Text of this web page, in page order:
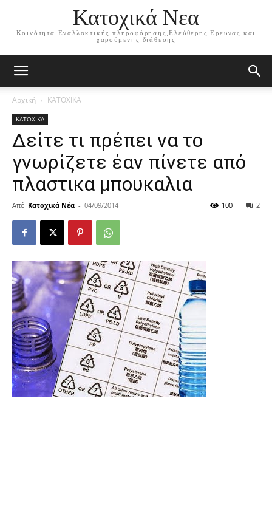
Κατοχικά Νεα
Κοινότητα Εναλλακτικής πληροφόρησης,Ελεύθερης Ερευνας και
χαρούμενης διάθεσης
Αρχική ΚΑΤΟΧΙΚΑ
ΚΑΤΟΧΙΚΑ
Δείτε τι πρέπει να το
γνωρίζετε έαν πίνετε από
πλαστικα μπουκαλια
Από Κατοχικά Νέα - 04/09/2014 2
100